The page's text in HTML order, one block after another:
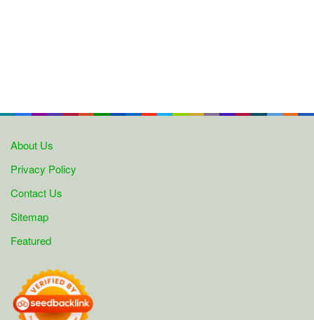
About Us
Privacy Policy
Contact Us
Sitemap
Featured